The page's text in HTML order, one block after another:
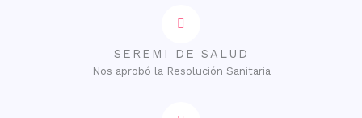
SEREMI DE SALUD
Nos aprobó la Resolución Sanitaria